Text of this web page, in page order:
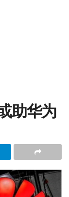
助华为